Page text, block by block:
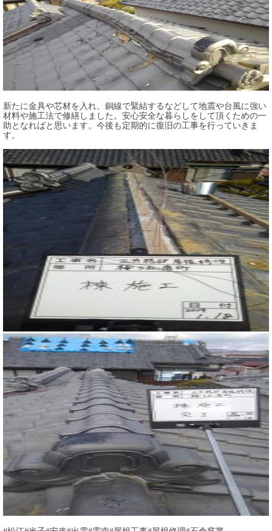
新たに金具や芯材を入れ、銅線で緊結するなどして地震や台風に強い
材料や施工法で修繕しました。安心安全な暮らしをして頂くための一
助となればと思います。今後も定期的に復旧の工事を行っていきま
す。